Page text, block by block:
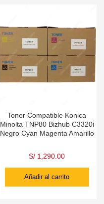
Toner Compatible Konica
Minolta TNP80 Bizhub C3320i
Negro Cyan Magenta Amarillo
S/ 1,290.00
Añadir al carrito